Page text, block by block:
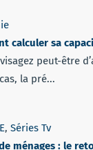
calculer sa
peut-être
la pré...
, Séries Tv
ménages : le